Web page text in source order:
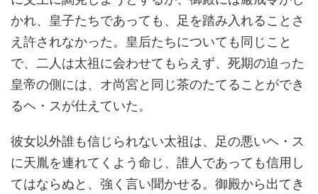
かれ、皇子たちであっても、足を踏み入れることさ
え許されなかった。皇后たちについても同じこと
で、二人は太祖に会わせてもらえず、死期の迫った
皇帝の側には、オ尚宮と同じ茶のたてることができ
るヘ・スが仕えていた。
彼女以外誰も信じられない太祖は、足の悪いヘ・ス
に天胤を連れてくよう命じ、誰人であっても信用し
てはならぬと、強く言い聞かせる。御殿から出てき